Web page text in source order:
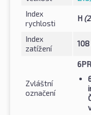
Index
rychlosti
H
Index
zatížení
108
Zvláštní
označení
6PR